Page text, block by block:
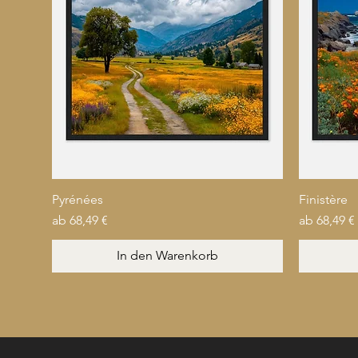
Pyrénées
ab 68,49 €
Sale-Preis
In den Warenkorb
Finistère
ab 68,49 €
Sale-Preis